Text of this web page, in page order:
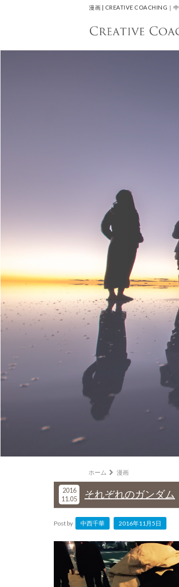
漫画 | CREATIVE COACHING｜
ホーム 漫画
2016
11.05
それぞれのガンダム
Post by 中西千華 2016年11月5日